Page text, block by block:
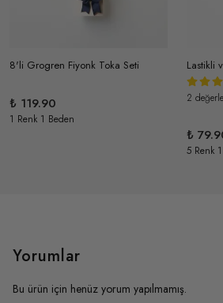
8'li Grogren Fiyonk Toka Seti
₺ 119.90
1 Renk 1 Beden
2
₺
5 Renk
Yorumlar
Bu ürün için henüz yorum yapılmamış.